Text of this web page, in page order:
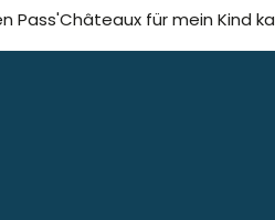
Pass'Châteaux für mein Kind